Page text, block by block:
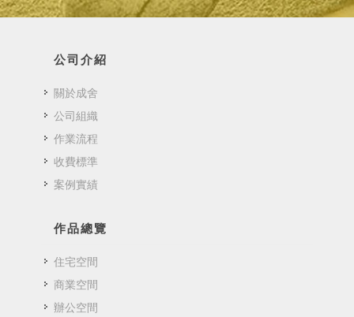
公司介紹
關於成舍
公司組織
作業流程
收費標準
案例實績
作品總覽
住宅空間
商業空間
辦公空間